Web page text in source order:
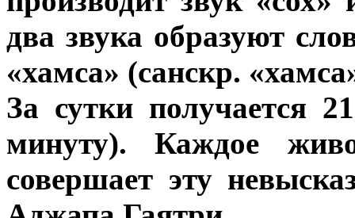
два звука образуют
«хамса» (санскр.
За сутки получается
минуту). Каждое
совершает эту